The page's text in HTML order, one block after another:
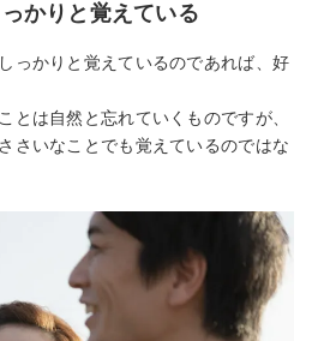
かりと覚えている
っかりと覚えているのであれば、好
とは自然と忘れていくものですが、
さいなことでも覚えているのではな